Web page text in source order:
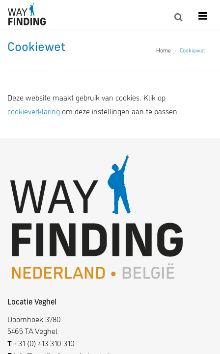
Home Cookiewet
Cookiewet
Deze website maakt gebruik van cookies. Klik op
cookieverklaring om deze instellingen aan te passen.
Locatie Veghel
Doornhoek 3780
5465 TA Veghel
T +31 (0) 413 310 310